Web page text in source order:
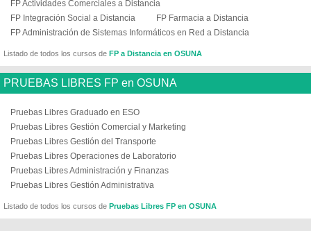
FP Actividades Comerciales a Distancia
FP Integración Social a Distancia
FP Farmacia a Distancia
FP Administración de Sistemas Informáticos en Red a Distancia
Listado de todos los cursos de FP a Distancia en OSUNA
PRUEBAS LIBRES FP en OSUNA
Pruebas Libres Graduado en ESO
Pruebas Libres Gestión Comercial y Marketing
Pruebas Libres Gestión del Transporte
Pruebas Libres Operaciones de Laboratorio
Pruebas Libres Administración y Finanzas
Pruebas Libres Gestión Administrativa
Listado de todos los cursos de Pruebas Libres FP en OSUNA